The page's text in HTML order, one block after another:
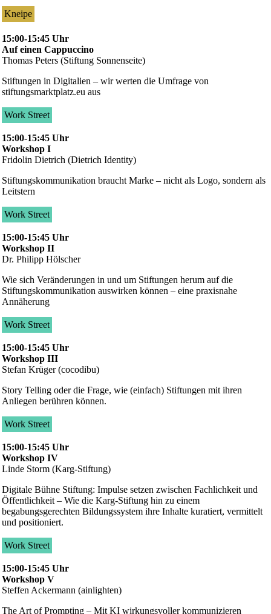
Kneipe
15:00-15:45 Uhr
Auf einen Cappuccino
Thomas Peters (Stiftung Sonnenseite)
Stiftungen in Digitalien – wir werten die Umfrage von
stiftungsmarktplatz.eu aus
Work Street
15:00-15:45 Uhr
Workshop I
Fridolin Dietrich (Dietrich Identity)
Stiftungskommunikation braucht Marke – nicht als Logo, sondern als
Leitstern
Work Street
15:00-15:45 Uhr
Workshop II
Dr. Philipp Hölscher
Wie sich Veränderungen in und um Stiftungen herum auf die
Stiftungskommunikation auswirken können – eine praxisnahe
Annäherung
Work Street
15:00-15:45 Uhr
Workshop III
Stefan Krüger (cocodibu)
Story Telling oder die Frage, wie (einfach) Stiftungen mit ihren
Anliegen berühren können.
Work Street
15:00-15:45 Uhr
Workshop IV
Linde Storm (Karg-Stiftung)
Digitale Bühne Stiftung: Impulse setzen zwischen Fachlichkeit und
Öffentlichkeit – Wie die Karg-Stiftung hin zu einem
begabungsgerechten Bildungssystem ihre Inhalte kuratiert, vermittelt
und positioniert.
Work Street
15:00-15:45 Uhr
Workshop V
Steffen Ackermann (ainlighten)
The Art of Prompting – Mit KI wirkungsvoller kommunizieren